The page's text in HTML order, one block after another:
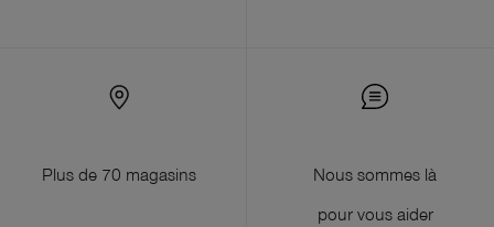
Plus de 70 magasins
Nous sommes là
pour vous aider